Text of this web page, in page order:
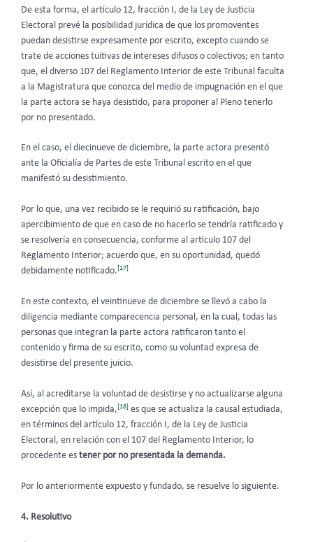
De esta forma, el artículo 12, fracción I, de la Ley de Justicia
Electoral prevé la posibilidad jurídica de que los promoventes
puedan desistirse expresamente por escrito, excepto cuando se
trate de acciones tuitivas de intereses difusos o colectivos; en tanto
que, el diverso 107 del Reglamento Interior de este Tribunal faculta
a la Magistratura que conozca del medio de impugnación en el que
la parte actora se haya desistido, para proponer al Pleno tenerlo
por no presentado.
En el caso, el diecinueve de diciembre, la parte actora presentó
ante la Oficialía de Partes de este Tribunal escrito en el que
manifestó su desistimiento.
Por lo que, una vez recibido se le requirió su ratificación, bajo
apercibimiento de que en caso de no hacerlo se tendría ratificado y
se resolvería en consecuencia, conforme al artículo 107 del
Reglamento Interior; acuerdo que, en su oportunidad, quedó
debidamente notificado.[17]
En este contexto, el veintinueve de diciembre se llevó a cabo la
diligencia mediante comparecencia personal, en la cual, todas las
personas que integran la parte actora ratificaron tanto el
contenido y firma de su escrito, como su voluntad expresa de
desistirse del presente juicio.
Así, al acreditarse la voluntad de desistirse y no actualizarse alguna
excepción que lo impida,[18] es que se actualiza la causal estudiada,
en términos del artículo 12, fracción I, de la Ley de Justicia
Electoral, en relación con el 107 del Reglamento Interior, lo
procedente es tener por no presentada la demanda.
Por lo anteriormente expuesto y fundado, se resuelve lo siguiente.
4. Resolutivo